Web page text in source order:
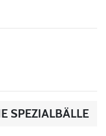
SPEZIALBÄLLE